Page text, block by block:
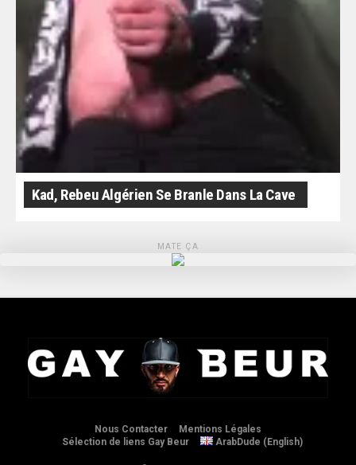
Kad, Rebeu Algérien Se Branle Dans La Cave
MATE ÇA
Nous Contacter
Mentions Légales
Sélection de liens Gay Beur
ArabDude (English)